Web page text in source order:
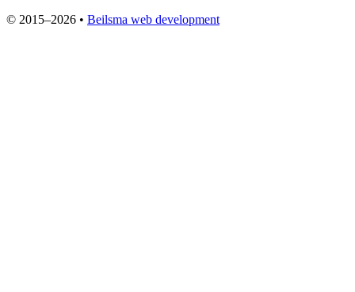
© 2015–2026 • Beilsma web development